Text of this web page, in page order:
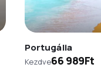
Portugália
Kezdve66 989Ft